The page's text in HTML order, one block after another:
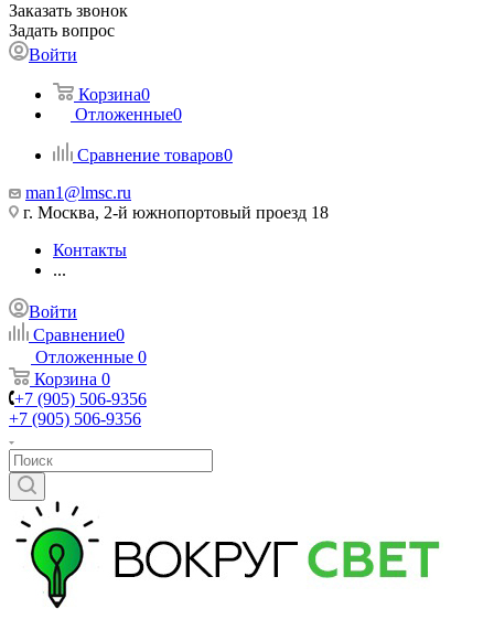
Заказать звонок
Задать вопрос
Войти
Корзина0
Отложенные0
Сравнение товаров0
man1@lmsc.ru
г. Москва, 2-й южнопортовый проезд 18
Контакты
...
Войти
Сравнение0
Отложенные 0
Корзина 0
+7 (905) 506-9356
+7 (905) 506-9356